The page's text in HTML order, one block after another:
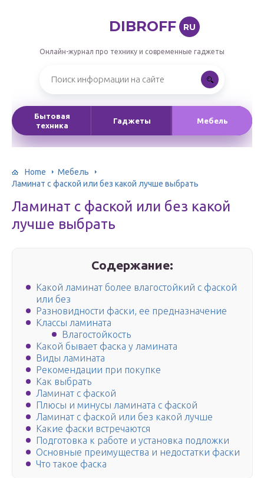
DIBROFF RU
Онлайн-журнал про технику и современные гаджеты
Бытовая
техника
Гаджеты Мебель
Home
Мебель
Ламинат с фаской или без какой лучше выбрать
Ламинат с фаской или без какой
лучше выбрать
Содержание:
Какой ламинат более влагостойкий с фаской
или без
Разновидности фаски, ее предназначение
Классы ламината
Влагостойкость
Какой бывает фаска у ламината
Виды ламината
Рекомендации при покупке
Как выбрать
Ламинат с фаской
Плюсы и минусы ламината с фаской
Ламинат с фаской или без какой лучше
Какие фаски встречаются
Подготовка к работе и установка подложки
Основные преимущества и недостатки фаски
Что такое фаска